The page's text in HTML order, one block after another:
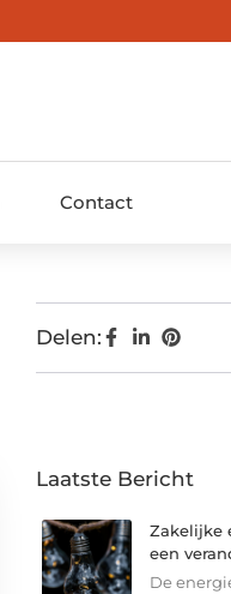
Contact
Delen:
Laatste Bericht
Zakelijke
een
De